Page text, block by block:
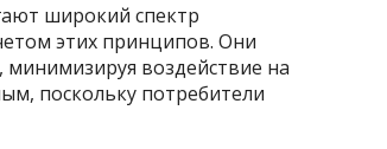
широкий спектр
этих принципов. Они
минимизируя воздействие на
поскольку потребители